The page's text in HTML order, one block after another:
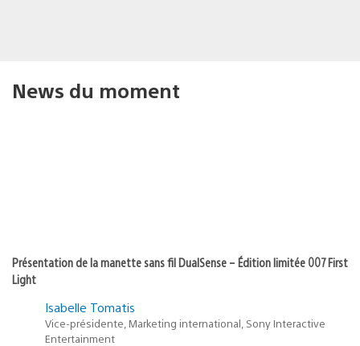
News du moment
Présentation de la manette sans fil DualSense – Édition limitée 007 First
Light
Isabelle Tomatis
Vice-présidente, Marketing international, Sony Interactive
Entertainment